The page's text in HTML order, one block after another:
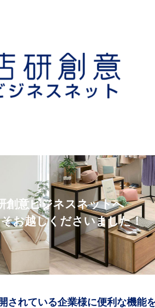
創意ビジネスネットへ
お越しくださいました！
されている企業様に便利な機能